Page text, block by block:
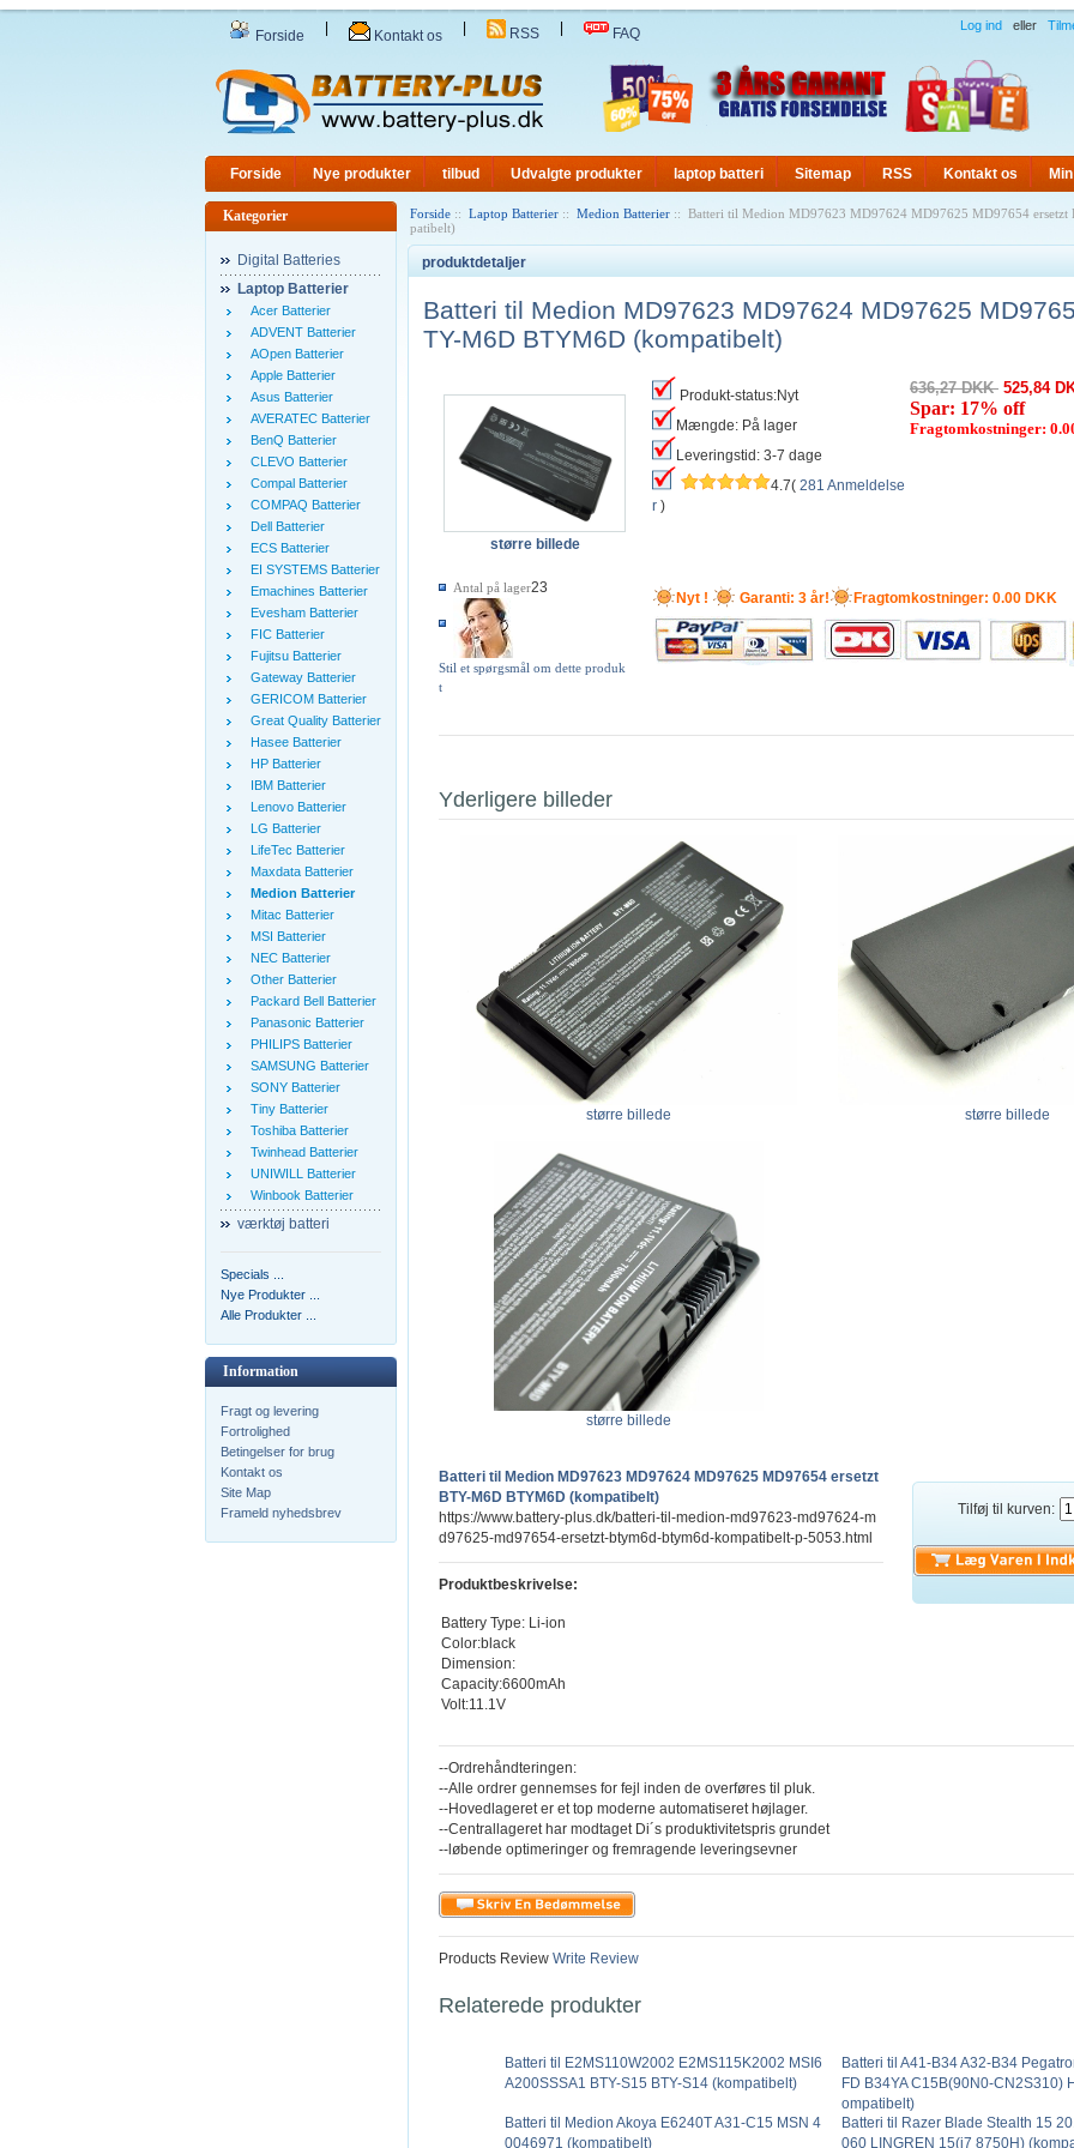
Forside Kontakt os RSS FAQ Log ind eller
Forside Nye produkter tilbud Udvalgte produkter laptop batteri Sitemap RSS Kontakt os
Kategorier
Digital Batteries
Laptop Batterier
Acer Batterier
ADVENT Batterier
AOpen Batterier
Apple Batterier
Asus Batterier
AVERATEC Batterier
BenQ Batterier
CLEVO Batterier
Compal Batterier
COMPAQ Batterier
Dell Batterier
ECS Batterier
EI SYSTEMS Batterier
Emachines Batterier
Evesham Batterier
FIC Batterier
Fujitsu Batterier
Gateway Batterier
GERICOM Batterier
Great Quality Batterier
Hasee Batterier
HP Batterier
IBM Batterier
Lenovo Batterier
LG Batterier
LifeTec Batterier
Maxdata Batterier
Medion Batterier
Mitac Batterier
MSI Batterier
NEC Batterier
Other Batterier
Packard Bell Batterier
Panasonic Batterier
PHILIPS Batterier
SAMSUNG Batterier
SONY Batterier
Tiny Batterier
Toshiba Batterier
Twinhead Batterier
UNIWILL Batterier
Winbook Batterier
værktøj batteri
Specials ...
Nye Produkter ...
Alle Produkter ...
Information
Fragt og levering
Fortrolighed
Betingelser for brug
Kontakt os
Site Map
Frameld nyhedsbrev
Forside :: Laptop Batterier :: Medion Batterier :: Batteri til Medion MD97623 MD97624 MD97625 MD97654
patibelt)
produktdetaljer
Batteri til Medion MD97623 MD97624 MD97625
TY-M6D BTYM6D (kompatibelt)
større billede
Antal på lager23
Stil et spørgsmål om dette produk
t
Produkt-status:Nyt
Mængde: På lager
Leveringstid: 3-7 dage
4.7( 281 Anmeldelse
r )
636,27 DKK 525,84
Spar: 17% off
Fragtomkostninger:
Nyt ! Garanti: 3 år! Fragtomkostninger: 0.00 DKK
Yderligere billeder
større billede større billede
større billede
Tilføj til kurven:
Batteri til Medion MD97623 MD97624 MD97625 MD97654 ersetzt
BTY-M6D BTYM6D (kompatibelt)
https://www.battery-plus.dk/batteri-til-medion-md97623-md97624-m
d97625-md97654-ersetzt-btym6d-btym6d-kompatibelt-p-5053.html
Produktbeskrivelse:
Battery Type: Li-ion
Color:black
Dimension:
Capacity:6600mAh
Volt:11.1V
--Ordrehåndteringen:
--Alle ordrer gennemses for fejl inden de overføres til pluk.
--Hovedlageret er et top moderne automatiseret højlager.
--Centrallageret har modtaget Di´s produktivitetspris grundet
--løbende optimeringer og fremragende leveringsevner
Products Review Write Review
Relaterede produkter
Batteri til E2MS110W2002 E2MS115K2002 MSI6
A200SSSA1 BTY-S15 BTY-S14 (kompatibelt)
Batteri til A41-B34 A32-B34
FD B34YA C15B(90N0-CN2S310)
ompatibelt)
Batteri til Medion Akoya E6240T A31-C15 MSN 4
0046971 (kompatibelt)
Batteri til Razer Blade Stealth 15
060 LINGREN 15(i7 8750H)